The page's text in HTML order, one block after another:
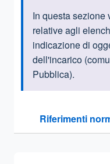
In questa
relative agli
indicazione di
dell'incarico
Pubblica).
Riferimenti
Sezione compressa